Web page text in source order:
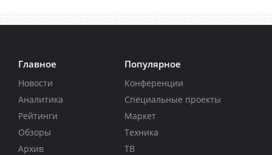
Главное
Новости
Аналитика
Рейтинги
Обзоры
Архив
Популярное
Конференции
Специальные проекты
Маркет
Техника
ТВ